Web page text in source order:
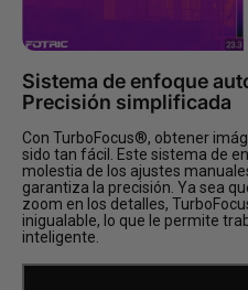
Sistema de enfoque
Precisión simplificada
Con TurboFocus®, obtener
sido tan fácil. Este sistema de
molestia de los ajustes
garantiza la precisión. Ya sea
zoom en los detalles,
inigualable, lo que le permite
inteligente.